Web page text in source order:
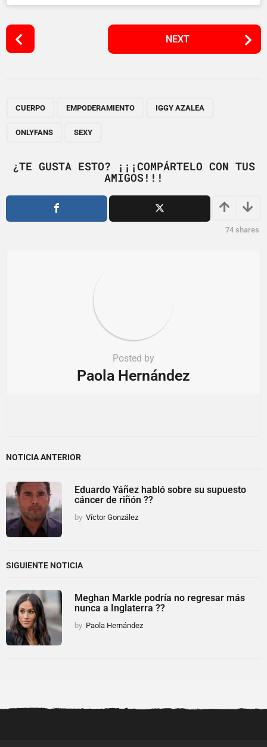
P
o
i
o
NEXT
CUERPO EMPODERAMIENTO IGGY AZALEA
ONLYFANS SEXY
¿TE GUSTA ESTO? ¡¡¡COMPÁRTELO CON TUS
AMIGOS!!!
74 shares
Posted by
Paola Hernández
NOTICIA ANTERIOR
Eduardo Yáñez habló sobre su supuesto
cáncer de riñón ??
by Víctor González
SIGUIENTE NOTICIA
Meghan Markle podría no regresar más
nunca a Inglaterra ??
by Paola Hernández